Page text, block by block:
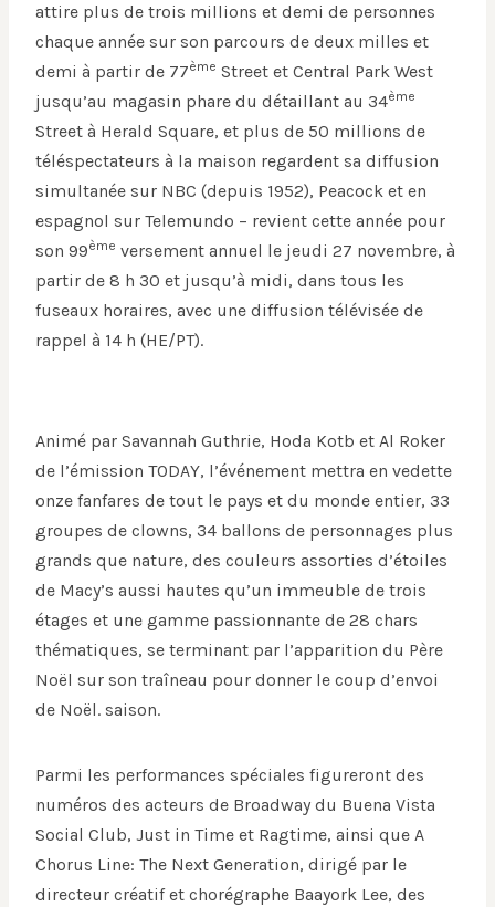
attire plus de trois millions et demi de personnes
chaque année sur son parcours de deux milles et
demi à partir de 77ème Street et Central Park West
jusqu’au magasin phare du détaillant au 34ème
Street à Herald Square, et plus de 50 millions de
téléspectateurs à la maison regardent sa diffusion
simultanée sur NBC (depuis 1952), Peacock et en
espagnol sur Telemundo – revient cette année pour
son 99ème versement annuel le jeudi 27 novembre, à
partir de 8 h 30 et jusqu’à midi, dans tous les
fuseaux horaires, avec une diffusion télévisée de
rappel à 14 h (HE/PT).
Animé par Savannah Guthrie, Hoda Kotb et Al Roker
de l’émission TODAY, l’événement mettra en vedette
onze fanfares de tout le pays et du monde entier, 33
groupes de clowns, 34 ballons de personnages plus
grands que nature, des couleurs assorties d’étoiles
de Macy’s aussi hautes qu’un immeuble de trois
étages et une gamme passionnante de 28 chars
thématiques, se terminant par l’apparition du Père
Noël sur son traîneau pour donner le coup d’envoi
de Noël. saison.
Parmi les performances spéciales figureront des
numéros des acteurs de Broadway du Buena Vista
Social Club, Just in Time et Ragtime, ainsi que A
Chorus Line: The Next Generation, dirigé par le
directeur créatif et chorégraphe Baayork Lee, des